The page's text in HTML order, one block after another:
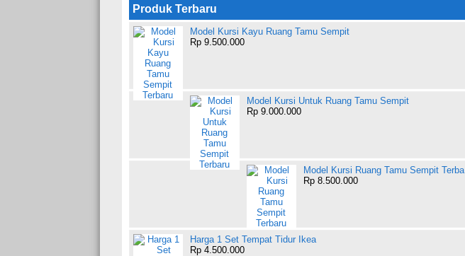
Produk Terbaru
Model Kursi Kayu Ruang Tamu Sempit
Rp 9.500.000
Model Kursi Untuk Ruang Tamu Sempit
Rp 9.000.000
Model Kursi Ruang Tamu Sempit Terba
Rp 8.500.000
Harga 1 Set Tempat Tidur Ikea
Rp 4.500.000